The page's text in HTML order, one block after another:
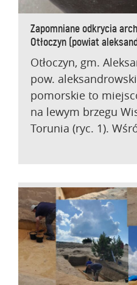
Zapomniane odkrycia
Otłoczyn (powiat
Otłoczyn, gm.
pow.
pomorskie to
na lewym brzegu
Torunia (ryc. 1).